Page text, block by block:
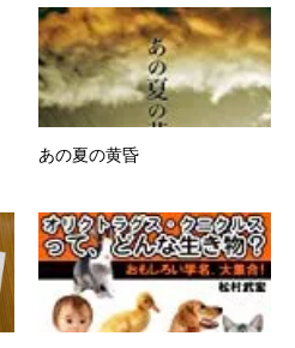
あの夏の黄昏